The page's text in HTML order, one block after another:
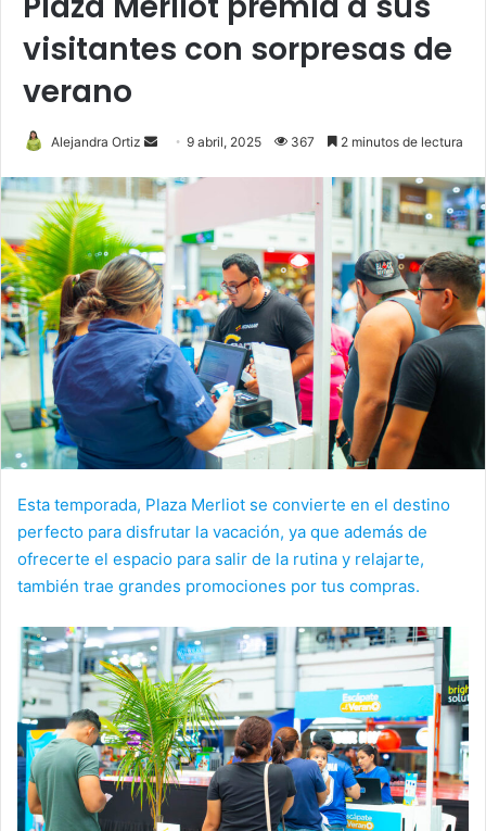
visitantes con sorpresas de
verano
Alejandra Ortiz
Send
email
9 abril, 2025 367 2 minutos de lectura
Esta temporada, Plaza Merliot se convierte en el destino
perfecto para disfrutar la vacación, ya que además de
ofrecerte el espacio para salir de la rutina y relajarte,
también trae grandes promociones por tus compras.